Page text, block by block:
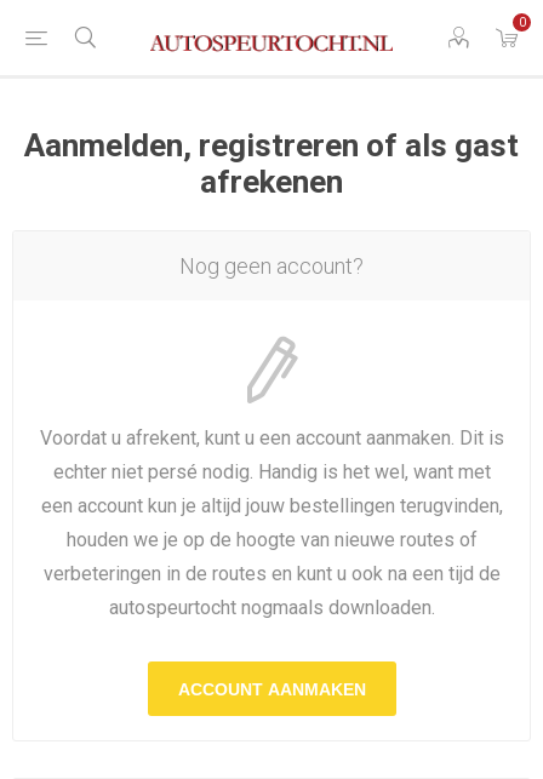
0
Aanmelden, registreren of als gast
afrekenen
Nog geen account?
Voordat u afrekent, kunt u een account aanmaken. Dit is
echter niet persé nodig. Handig is het wel, want met
een account kun je altijd jouw bestellingen terugvinden,
houden we je op de hoogte van nieuwe routes of
verbeteringen in de routes en kunt u ook na een tijd de
autospeurtocht nogmaals downloaden.
ACCOUNT AANMAKEN